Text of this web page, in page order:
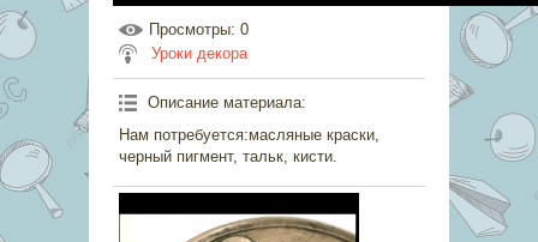
Просмотры: 0
Уроки декора
Описание материала:
Нам потребуется:масляные краски,
черный пигмент, тальк, кисти.